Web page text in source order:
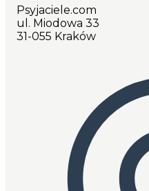
Psyjaciele.com
ul. Miodowa 33
31-055 Kraków